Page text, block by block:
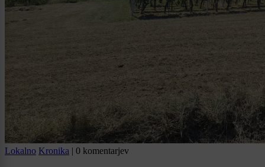
Lokalno Kronika | 0 komentarjev